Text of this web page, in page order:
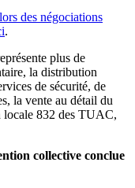
des négociations
.
plus de
la distribution
de sécurité, de
la vente au détail du
locale 832 des TUAC,
collective conclue